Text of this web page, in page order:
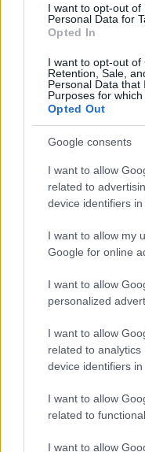
I want to opt-out of
Personal Data for
Opted In
I want to opt-out of
Retention, Sale,
Personal Data that
Purposes for which
Opted Out
Google consents
I want to allow
related to
device identifiers in
I want to allow my
Google for online
I want to allow
personalized
I want to allow
related to
device identifiers in
I want to allow
related to
I want to allow